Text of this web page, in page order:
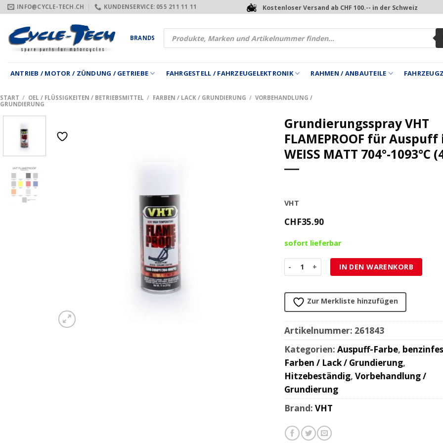
Zum
Inhalt
springen
INFO@CYCLE-TECH.CH KUNDENSERVICE: 055 211 11 11 Kostenloser Versand ab CHF 100.-- in der Schweiz
BRANDS
Products
search
ANTRIEB / MOTOR / ZÜNDUNG / GETRIEBE FAHRGESTELL / FAHRZEUGELEKTRONIK RAHMEN / ANBAUTEILE
START / OEL / FLÜSSIGKEITEN / BETRIEBSMITTEL / FARBEN / LACK / GRUNDIERUNG / VORBEHANDLUNG /
GRUNDIERUNG
Grundierungsspray VHT
FLAMEPROOF für Auspuff
WEISS MATT 704°-1093°C
VHT
CHF35.90
sofort lieferbar
Grundierungsspray VHT FLAMEPROOF für
IN DEN WARENKORB
Zur Merkliste hinzufügen
Artikelnummer: 261843
Kategorien: Auspuff-Farbe,
Farben / Lack / Grundierung,
Hitzebeständig, Vorbehandlung /
Grundierung
Brand: VHT